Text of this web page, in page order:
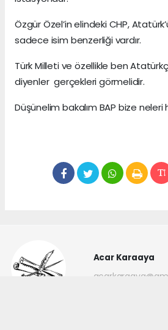
Özgür Özel’in elindeki CHP,
sadece isim benzerliği vardır.
Türk Milleti ve özellikle ben
diyenler gerçekleri görmelidir.
Düşünelim bakalım BAP bize neleri
Acar Karaaya